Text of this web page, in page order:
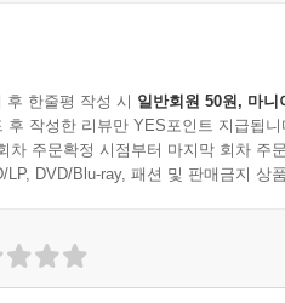
후 한줄평 작성 시 일반회원 50원, 마니
후 작성한 리뷰만 YES포인트 지급됩니
차 주문확정 시점부터 마지막 회차 주
LP, DVD/Blu-ray, 패션 및 판매금지 상